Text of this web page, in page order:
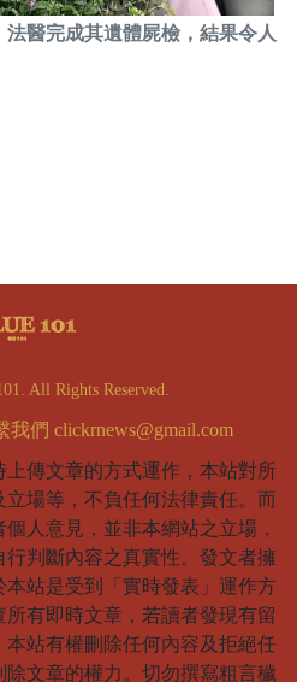
醫完成其遺體屍檢，結果令人
All Rights Reserved.
我們 clickrnews@gmail.com
傳文章的方式運作，本站對所
場等，不負任何法律責任。而
人意見，並非本網站之立場，
判斷內容之真實性。發文者擁
站是受到「實時發表」運作方
有即時文章，若讀者發現有留
站有權刪除任何內容及拒絕任
文章的權力。切勿撰寫粗言穢